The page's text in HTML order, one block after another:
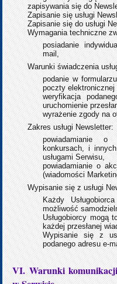
zapisywania się do
Zapisanie się usługi
Zapisanie się do usługi
Wymagania techniczne
posiadanie
mail,
Warunki świadczenia
podanie w
poczty elektronicznej
weryfikacja
uruchomienie
wyrażenie zgody na
Zakres usługi Newsletter:
powiadamianie o
konkursach, i
usługami Serwisu,
powiadamianie o
(wiadomości
Wypisanie się z usługi
Każdy
możliwość
Usługobiorcy mogą
każdej przesłanej
Wypisanie się z
podanego adresu e-
VI. Warunki komunikacji